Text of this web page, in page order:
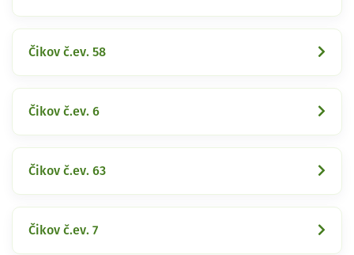
Čikov č.ev. 58
Čikov č.ev. 6
Čikov č.ev. 63
Čikov č.ev. 7